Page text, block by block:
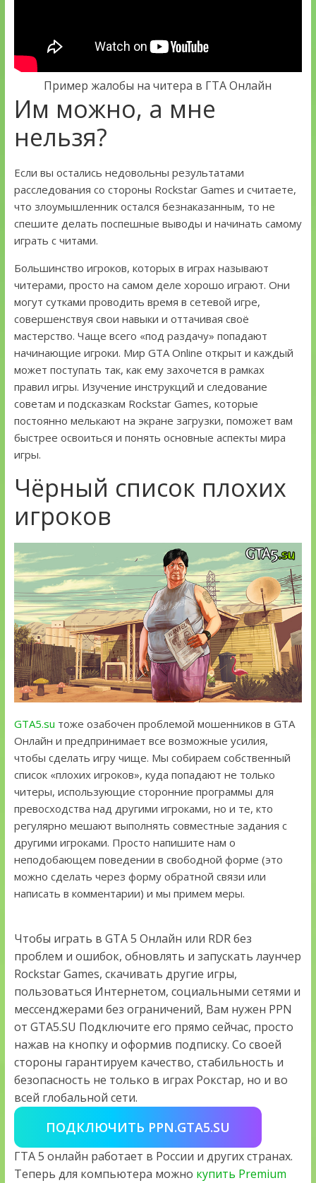
Пример жалобы на читера в ГТА Онлайн
Им можно, а мне
нельзя?
Если вы остались недовольны результатами
расследования со стороны Rockstar Games и считаете,
что злоумышленник остался безнаказанным, то не
спешите делать поспешные выводы и начинать самому
играть с читами.
Большинство игроков, которых в играх называют
читерами, просто на самом деле хорошо играют. Они
могут сутками проводить время в сетевой игре,
совершенствуя свои навыки и оттачивая своё
мастерство. Чаще всего «под раздачу» попадают
начинающие игроки. Мир GTA Online открыт и каждый
может поступать так, как ему захочется в рамках
правил игры. Изучение инструкций и следование
советам и подсказкам Rockstar Games, которые
постоянно мелькают на экране загрузки, поможет вам
быстрее освоиться и понять основные аспекты мира
игры.
Чёрный список плохих
игроков
GTA5.su тоже озабочен проблемой мошенников в GTA
Онлайн и предпринимает все возможные усилия,
чтобы сделать игру чище. Мы собираем собственный
список «плохих игроков», куда попадают не только
читеры, использующие сторонние программы для
превосходства над другими игроками, но и те, кто
регулярно мешают выполнять совместные задания с
другими игроками. Просто напишите нам о
неподобающем поведении в свободной форме (это
можно сделать через форму обратной связи или
написать в комментарии) и мы примем меры.
Чтобы играть в GTA 5 Онлайн или RDR без
проблем и ошибок, обновлять и запускать лаунчер
Rockstar Games, скачивать другие игры,
пользоваться Интернетом, социальными сетями и
мессенджерами без ограничений, Вам нужен PPN
от GTA5.SU Подключите его прямо сейчас, просто
нажав на кнопку и оформив подписку. Со своей
стороны гарантируем качество, стабильность и
безопасность не только в играх Рокстар, но и во
всей глобальной сети.
ПОДКЛЮЧИТЬ PPN.GTA5.SU
ГТА 5 онлайн работает в России и других странах.
Теперь для компьютера можно купить Premium